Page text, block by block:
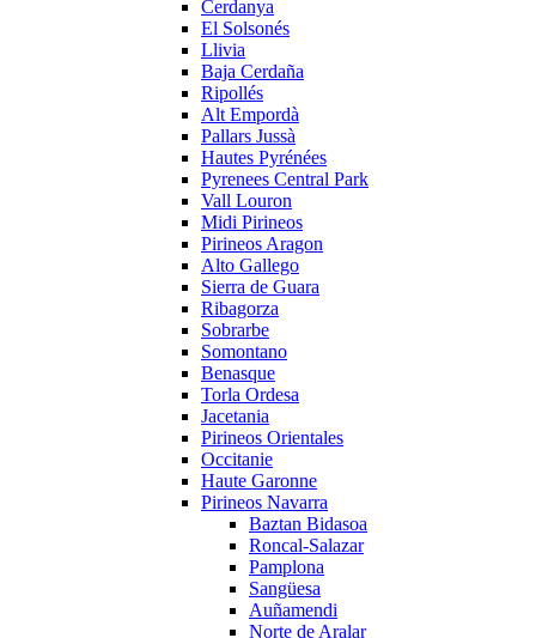
Cerdanya
El Solsonés
Llivia
Baja Cerdaña
Ripollés
Alt Empordà
Pallars Jussà
Hautes Pyrénées
Pyrenees Central Park
Vall Louron
Midi Pirineos
Pirineos Aragon
Alto Gallego
Sierra de Guara
Ribagorza
Sobrarbe
Somontano
Benasque
Torla Ordesa
Jacetania
Pirineos Orientales
Occitanie
Haute Garonne
Pirineos Navarra
Baztan Bidasoa
Roncal-Salazar
Pamplona
Sangüesa
Auñamendi
Norte de Aralar